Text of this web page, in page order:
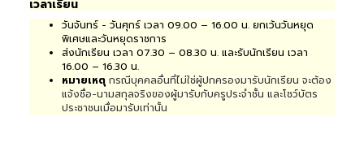
เวลาเรียน
วันจันทร์ - วันศุกร์ เวลา 09.00 – 16.00 น. ยกเว้นวันหยุด
พิเศษและวันหยุดราชการ
ส่งนักเรียน เวลา 07.30 – 08.30 น. และรับนักเรียน เวลา
16.00 – 16.30 น.
หมายเหตุ กรณีบุคคลอื่นที่ไม่ใช่ผู้ปกครองมารับนักเรียน จะต้อง
แจ้งชื่อ-นามสกุลจริงของผู้มารับกับครูประจำชั้น และโชว์บัตร
ประชาชนเมื่อมารับเท่านั้น